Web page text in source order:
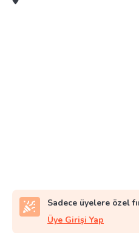
Sadece üyelere özel
Üye Girişi Yap